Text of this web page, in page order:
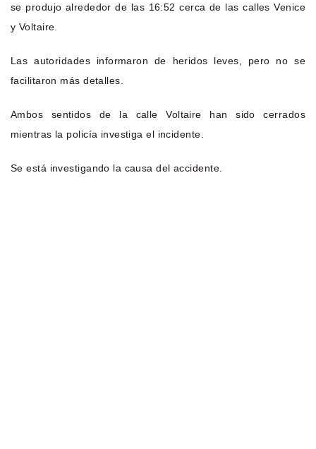
se produjo alrededor de las 16:52 cerca de las calles Venice
y Voltaire.
Las autoridades informaron de heridos leves, pero no se
facilitaron más detalles.
Ambos sentidos de la calle Voltaire han sido cerrados
mientras la policía investiga el incidente.
Se está investigando la causa del accidente.